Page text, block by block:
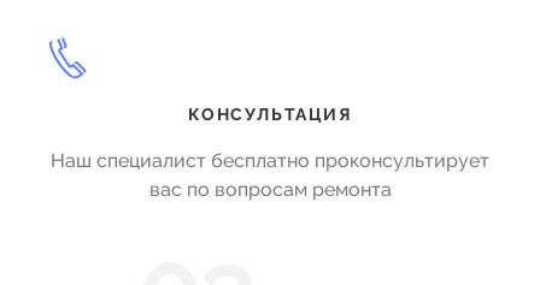
КОНСУЛЬТАЦИЯ
Наш специалист бесплатно проконсультирует
вас по вопросам ремонта